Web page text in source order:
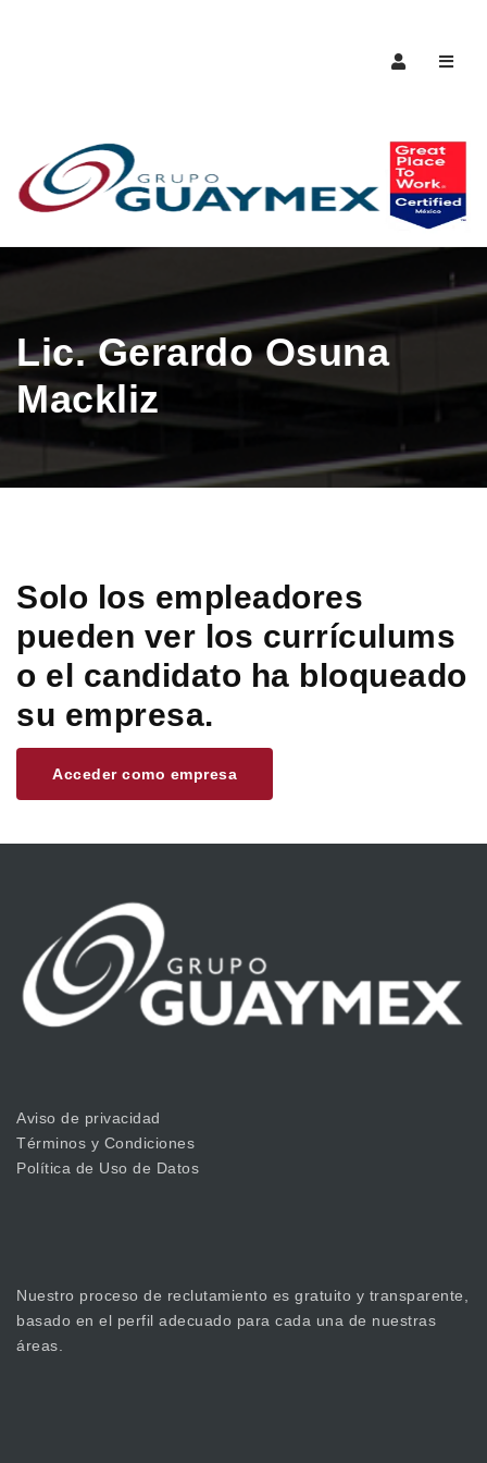
Lic. Gerardo Osuna
Mackliz
Solo los empleadores
pueden ver los currículums
o el candidato ha bloqueado
su empresa.
Acceder como empresa
Aviso de privacidad
Términos y Condiciones
Política de Uso de Datos
Nuestro proceso de reclutamiento es gratuito y transparente,
basado en el perfil adecuado para cada una de nuestras
áreas.